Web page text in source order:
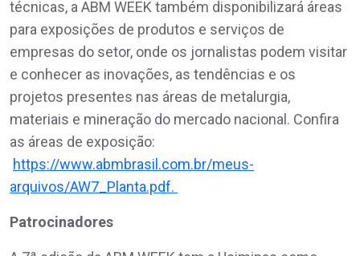
técnicas, a ABM WEEK também disponibilizará áreas
para exposições de produtos e serviços de
empresas do setor, onde os jornalistas podem visitar
e conhecer as inovações, as tendências e os
projetos presentes nas áreas de metalurgia,
materiais e mineração do mercado nacional. Confira
as áreas de exposição:
https://www.abmbrasil.com.br/meus-
arquivos/AW7_Planta.pdf.
Patrocinadores